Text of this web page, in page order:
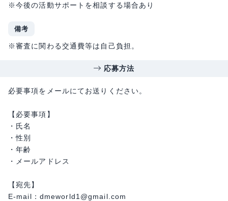
※今後の活動サポートを相談する場合あり
備考
※審査に関わる交通費等は自己負担。
応募方法
必要事項をメールにてお送りください。
【必要事項】
・氏名
・性別
・年齢
・メールアドレス
【宛先】
E-mail：dmeworld1@gmail.com